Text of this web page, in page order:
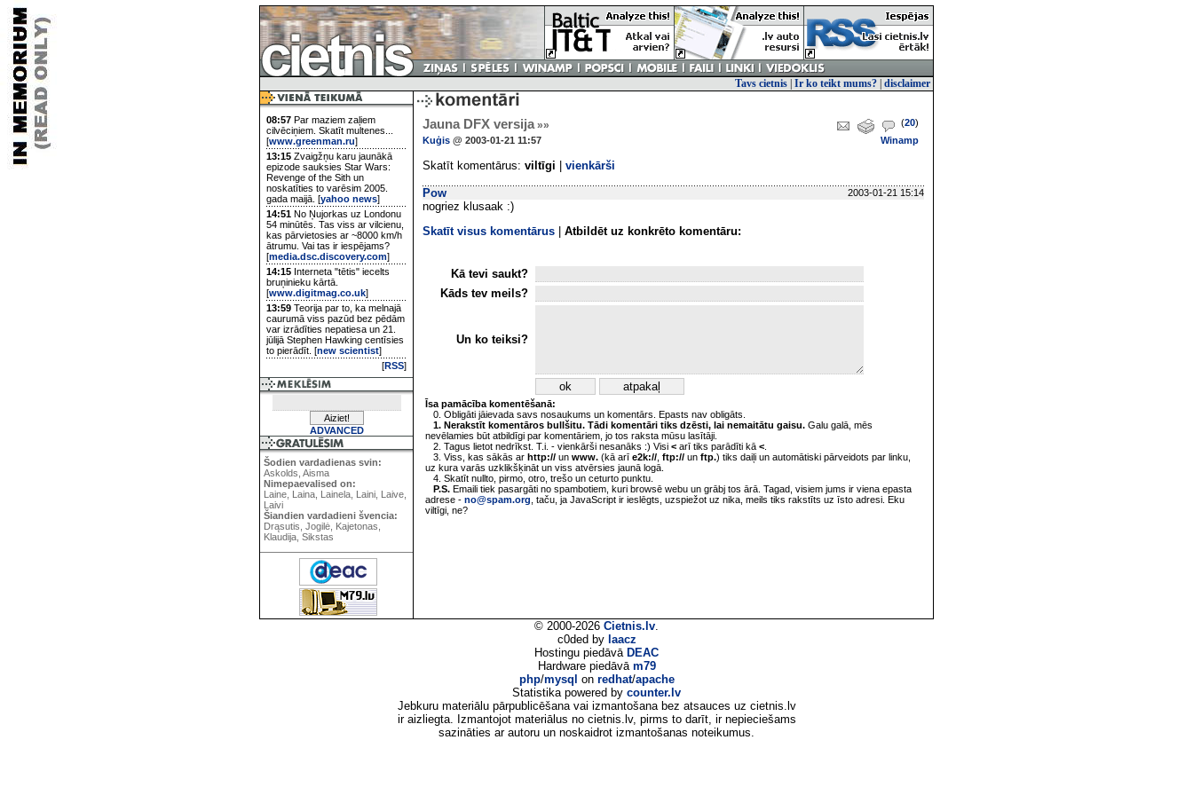
Tavs cietnis Ir ko teikt mums? disclaimer
08:57 Par maziem zaļiem
cilvēciņiem. Skatīt multenes...
[www.greenman.ru]
13:15 Zvaigžņu karu jaunākā
epizode sauksies Star Wars:
Revenge of the Sith un
noskatīties to varēsim 2005.
gada maijā. [yahoo news]
14:51 No Ņujorkas uz Londonu
54 minūtēs. Tas viss ar vilcienu,
kas pārvietosies ar ~8000 km/h
ātrumu. Vai tas ir iespējams?
[media.dsc.discovery.com]
14:15 Interneta "tētis" iecelts
bruņinieku kārtā.
[www.digitmag.co.uk]
13:59 Teorija par to, ka melnajā
caurumā viss pazūd bez pēdām
var izrādīties nepatiesa un 21.
jūlijā Stephen Hawking centīsies
to pierādīt. [new scientist]
[RSS]
ADVANCED
Šodien vardadienas svin:
Askolds, Aisma
Nimepaevalised on:
Laine, Laina, Lainela, Laini, Laive,
Laivi
Šiandien vardadieni švencia:
Drąsutis, Jogilė, Kajetonas,
Klaudija, Sikstas
Jauna DFX versija»» (20)
Kuģis @ 2003-01-21 11:57 Winamp
Skatīt komentārus: viltīgi vienkārši
Pow 2003-01-21 15:14
nogriez klusaak :)
Skatīt visus komentārus
Atbildēt uz konkrēto komentāru:
Kā tevi saukt?
Kāds tev meils?
Un ko teiksi?
Īsa pamācība komentēšanā:
0. Obligāti jāievada savs nosaukums un komentārs. Epasts nav obligāts.
1. Nerakstīt komentāros bullšitu. Tādi komentāri tiks dzēsti, lai nemaitātu gaisu. Galu galā, mēs
nevēlamies būt atbildīgi par komentāriem, jo tos raksta mūsu lasītāji.
2. Tagus lietot nedrīkst. T.i. - vienkārši nesanāks :) Visi < arī tiks parādīti kā <
3. Viss, kas sākās ar http:// un www. (kā arī e2k:// ftp:// un ftp.) tiks daiļi un automātiski pārveidots par linku,
uz kura varās uzklikšķināt un viss atvērsies jaunā logā.
4. Skatīt nullto, pirmo, otro, trešo un ceturto punktu.
P.S. Emaili tiek pasargāti no spambotiem, kuri browsē webu un grābj tos ārā. Tagad, visiem jums ir viena epasta
adrese - no@spam.org , taču, ja JavaScript ir ieslēgts, uzspiežot uz nika, meils tiks rakstīts uz īsto adresi. Eku
viltīgi, ne?
© 2000-2026 Cietnis.lv.
c0ded by laacz
Hostingu piedāvā DEAC
Hardware piedāvā m79
php/mysql on redhat/apache
Statistika powered by counter.lv
Jebkuru materiālu pārpublicēšana vai izmantošana bez atsauces uz cietnis.lv
ir aizliegta. Izmantojot materiālus no cietnis.lv, pirms to darīt, ir nepieciešams
sazināties ar autoru un noskaidrot izmantošanas noteikumus.